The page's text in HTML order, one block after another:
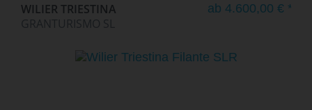
WILIER TRIESTINA
GRANTURISMO SL
ab 4.600,00 € *